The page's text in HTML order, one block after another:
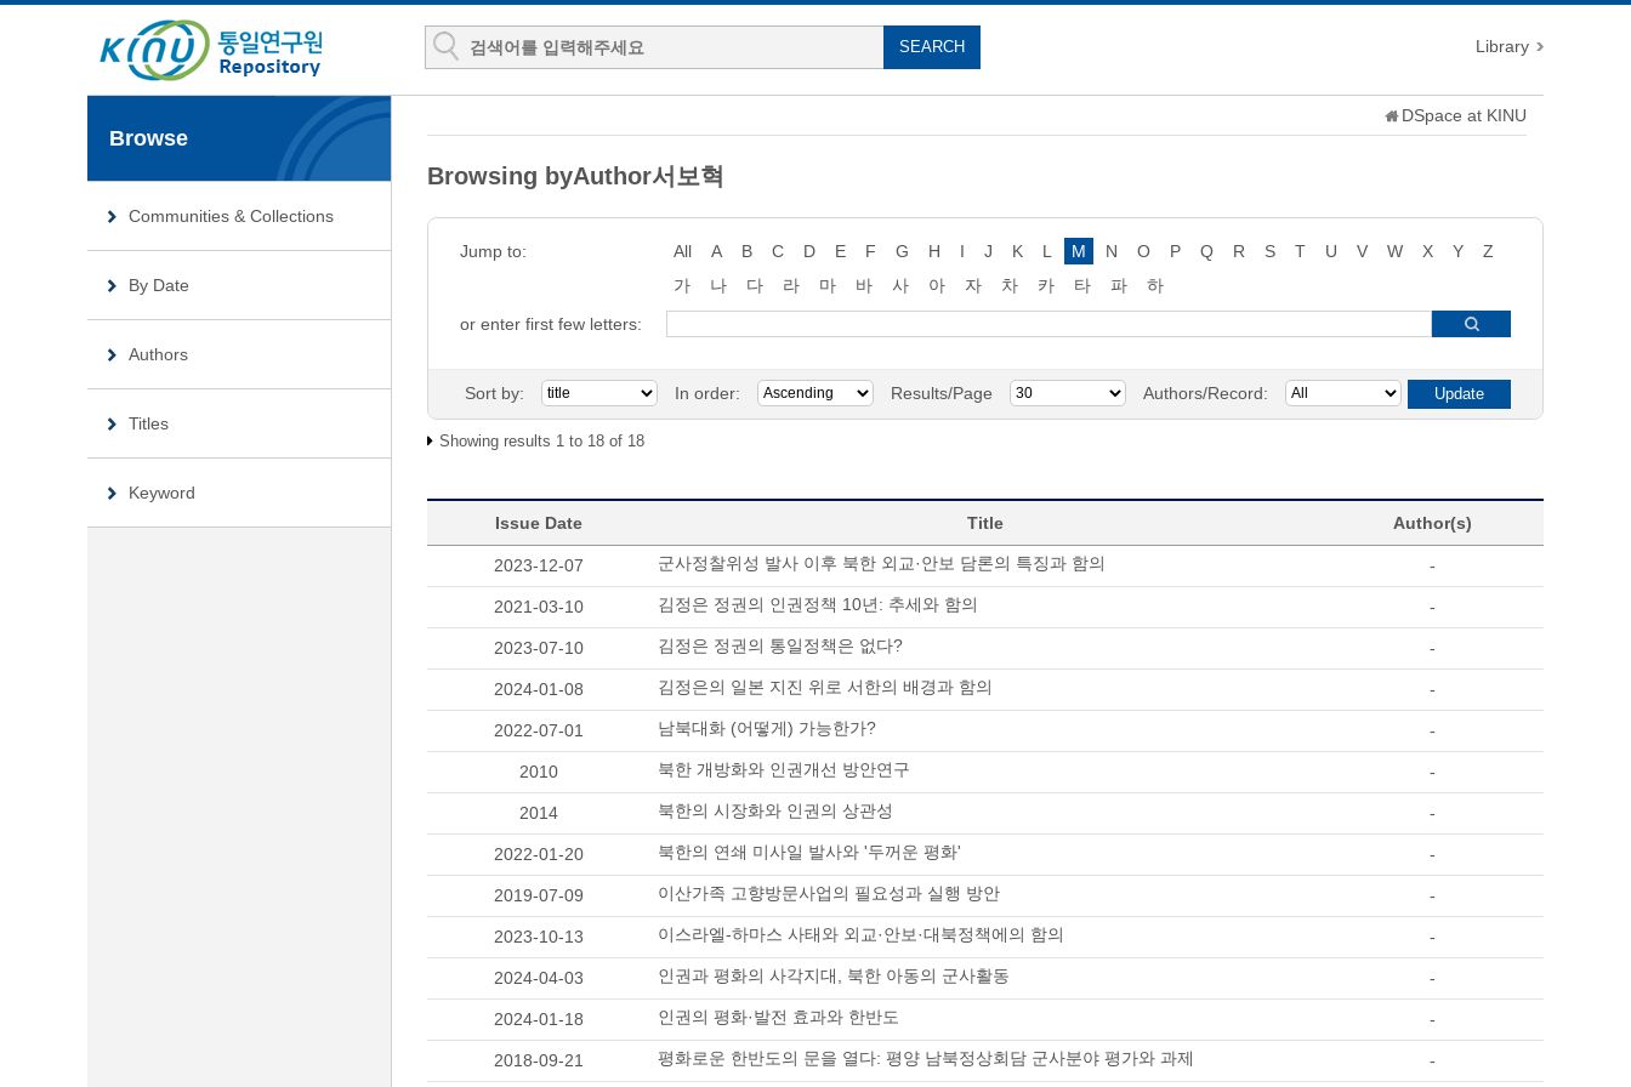
Library
Browse
Communities & Collections
By Date
Authors
Titles
Keyword
DSpace at KINU
Browsing byAuthor서보혁
Jump to: All A B C D E F G H I J K L M N O P Q R S T U V W X Y
Z
가
나 다 라 마 바 사 아 자 차 카 타 파
하
or enter first few letters:
Sort by: In order: Results/Page Authors/Record:
Showing results 1 to 18 of 18
Issue Date Title Author(s)
2023-12-07 군사정찰위성 발사 이후 북한 외교·안보 담론의 특징과 함의 -
2021-03-10 김정은 정권의 인권정책 10년: 추세와 함의 -
2023-07-10 김정은 정권의 통일정책은 없다? -
2024-01-08 김정은의 일본 지진 위로 서한의 배경과 함의 -
2022-07-01 남북대화 (어떻게) 가능한가? -
2010 북한 개방화와 인권개선 방안연구 -
2014 북한의 시장화와 인권의 상관성 -
2022-01-20 북한의 연쇄 미사일 발사와 '두꺼운 평화' -
2019-07-09 이산가족 고향방문사업의 필요성과 실행 방안 -
2023-10-13 이스라엘-하마스 사태와 외교·안보·대북정책에의 함의 -
2024-04-03 인권과 평화의 사각지대, 북한 아동의 군사활동 -
2024-01-18 인권의 평화·발전 효과와 한반도 -
2018-09-21 평화로운 한반도의 문을 열다: 평양 남북정상회담 군사분야 평가와 과제 -